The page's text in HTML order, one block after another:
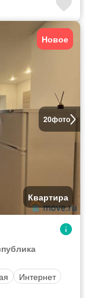
20фото
Новое
Квартира
Интернет